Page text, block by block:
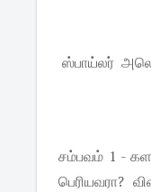
ஸ்பாய்லர்
சம்பவம் 1 -
பெரியவரா?